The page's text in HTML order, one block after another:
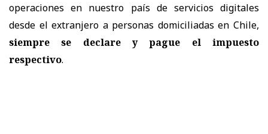
operaciones en nuestro país de servicios digitales
desde el extranjero a personas domiciliadas en Chile,
siempre se declare y pague el impuesto
respectivo.